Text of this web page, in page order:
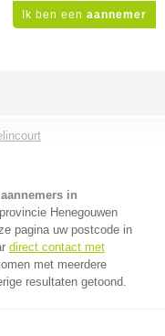
Ik ben een aannemer
aannemers in
Henegouwen
pagina uw postcode in
direct contact met
met meerdere
resultaten getoond.